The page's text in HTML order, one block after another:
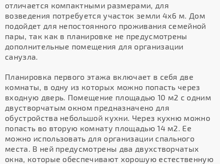
отличается компактными размерами, для
возведения потребуется участок земли 4х6 м. Дом
подойдет для непостоянного проживания семейной
пары, так как в планировке не предусмотрены
дополнительные помещения для организации
санузла.
Планировка первого этажа включает в себя две
комнаты, в одну из которых можно попасть через
входную дверь. Помещение площадью 10 м2 с одним
двустворчатым окном предназначено для
обустройства небольшой кухни. Через кухню можно
попасть во вторую комнату площадью 14 м2. Ее
можно использовать для организации спального
места. В ней предусмотрены два двухстворчатых
окна, которые обеспечивают хорошую естественную